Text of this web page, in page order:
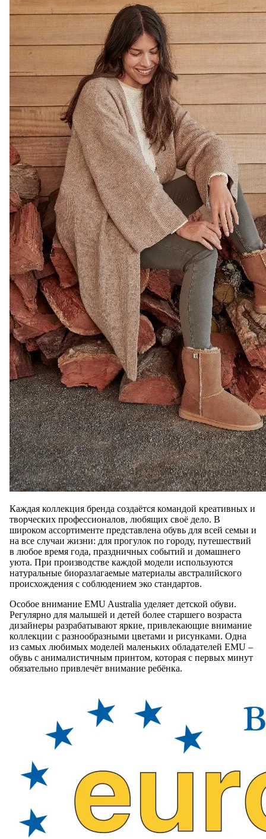
Каждая коллекция бренда создаётся командой креативных и
творческих профессионалов, любящих своё дело. В
широком ассортименте представлена обувь для всей семьи и
на все случаи жизни: для прогулок по городу, путешествий
в любое время года, праздничных событий и домашнего
уюта. При производстве каждой модели используются
натуральные биоразлагаемые материалы австралийского
происхождения с соблюдением эко стандартов.
Особое внимание EMU Australia уделяет детской обуви.
Регулярно для малышей и детей более старшего возраста
дизайнеры разрабатывают яркие, привлекающие внимание
коллекции с разнообразными цветами и рисунками. Одна
из самых любимых моделей маленьких обладателей EMU –
обувь с анималистичным принтом, которая с первых минут
обязательно привлечёт внимание ребёнка.